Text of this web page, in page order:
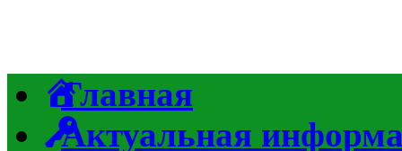
Главная
Актуальная